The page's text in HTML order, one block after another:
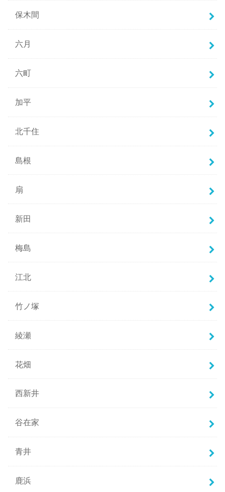
保木間
六月
六町
加平
北千住
島根
扇
新田
梅島
江北
竹ノ塚
綾瀬
花畑
西新井
谷在家
青井
鹿浜